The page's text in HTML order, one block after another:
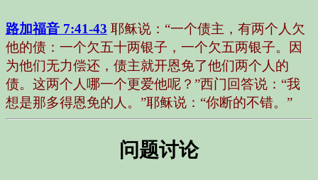
路加福音 7:41-43 耶稣说：“一个债主，有两个人欠
他的债：一个欠五十两银子，一个欠五两银子。因
为他们无力偿还，债主就开恩免了他们两个人的
债。这两个人哪一个更爱他呢？”西门回答说：“我
想是那多得恩免的人。”耶稣说：“你断的不错。”
问题讨论